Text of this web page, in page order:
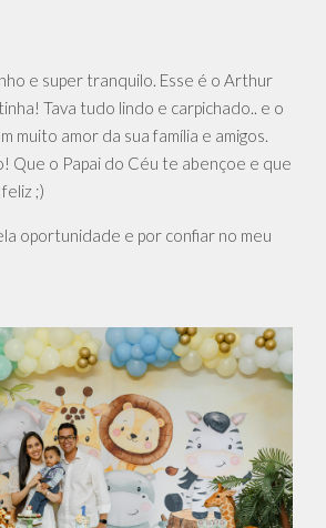
e super tranquilo. Esse é o Arthur
Tava tudo lindo e carpichado.. e o
muito amor da sua família e amigos.
Que o Papai do Céu te abençoe e que
;)
oportunidade e por confiar no meu